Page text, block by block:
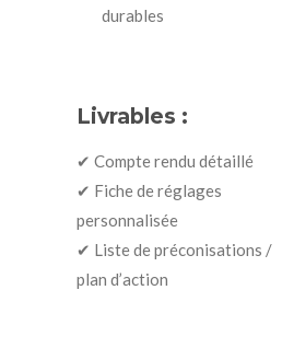
durables
Livrables :
✔ Compte rendu détaillé
✔ Fiche de réglages
personnalisée
✔ Liste de préconisations /
plan d’action